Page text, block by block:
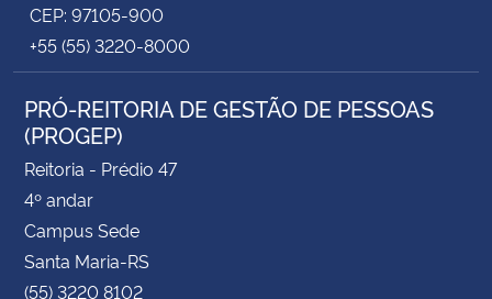
CEP: 97105-900
+55 (55) 3220-8000
PRÓ-REITORIA DE GESTÃO DE PESSOAS
(PROGEP)
Reitoria - Prédio 47
4º andar
Campus Sede
Santa Maria-RS
(55) 3220 8102